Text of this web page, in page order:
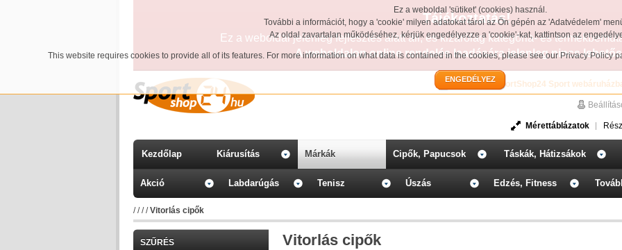
Ez a weboldal 'sütiket' (cookies) használ.
További a információt, hogy a 'cookie' milyen adatokat tárol az Ön gépén az 'Adatvédelem'
Az oldal zavartalan működéséhez, kérjük engedélyezze a 'cookie'-kat, kattintson az
This website requires cookies to provide all of its features. For more information on what data is contained in the cookies, please see ourPrivacy Policy
ENGEDÉLYEZ
Tájékoztatás!
Ez a weboldal jelenleg fejlesztés alatt áll, és kizárólag kategória- és
A weboldalon online rendelés leadására jelenleg nincs
Üdvözöljük a SportShop24 Sport
Mérettáblázatok
Kezdőlap Kiárusítás Márkák Cipők, Papucsok Táskák, Hátizsákok
Akció Labdarúgás Tenisz Úszás Edzés, Fitness
////Vitorlás cipők
SZŰRÉS
Vitorlás cipők